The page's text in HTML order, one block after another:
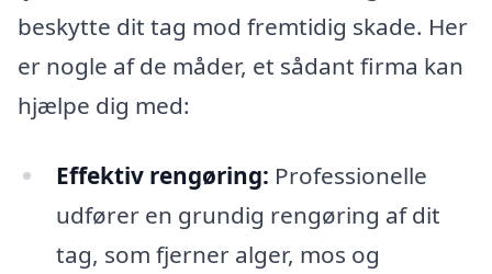
beskytte dit tag mod fremtidig skade. Her
er nogle af de måder, et sådant firma kan
hjælpe dig med:
Effektiv rengøring: Professionelle
udfører en grundig rengøring af dit
tag, som fjerner alger, mos og